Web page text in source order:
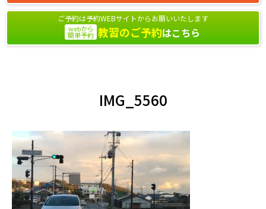
ご予約は予約WEBサイトからお願いいたします
webから
簡単予約 教習のご予約はこちら
IMG_5560